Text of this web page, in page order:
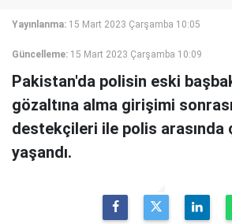
Yayınlanma: 15 Mart 2023 Çarşamba 10:05
Güncelleme: 15 Mart 2023 Çarşamba 10:09
Pakistan'da polisin eski
gözaltına alma girişimi
destekçileri ile polis arasında
yaşandı.